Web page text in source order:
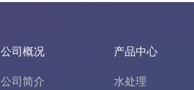
公司概况
公司简介
产品中心
水处理